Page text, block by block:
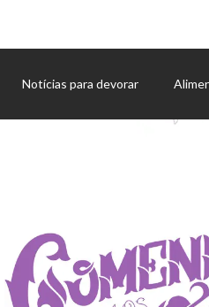
Notícias para devorar